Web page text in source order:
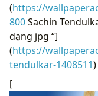
(https://
800Sachin
dạng jpg “]
(https://
tendulkar-1408511)
[